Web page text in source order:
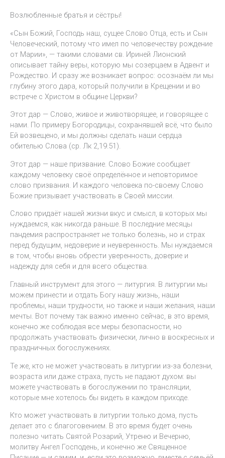
Возлюбленные братья и сёстры!
«Сын Божий, Господь наш, сущее Слово Отца, есть и Сын
Человеческий, потому что имел по человечеству рождение
от Марии», — такими словами св. Ириней Лионский
описывает тайну веры, которую мы созерцаем в Адвент и
Рождество. И сразу же возникает вопрос: осознаём ли мы
глубину этого дара, который получили в Крещении и во
встрече с Христом в общине Церкви?
Этот дар — Слово, живое и животворящее, и говорящее с
нами. По примеру Богородицы, сохранявшей всё, что было
Ей возвещено, и мы должны сделать наши сердца
обителью Слова (ср. Лк 2,19.51).
Этот дар — наше призвание. Слово Божие сообщает
каждому человеку своё определённое и неповторимое
слово призвания. И каждого человека по-своему Слово
Божие призывает участвовать в Своей миссии.
Слово придаёт нашей жизни вкус и смысл, в которых мы
нуждаемся, как никогда раньше. В последние месяцы
пандемия распространяет не только болезнь, но и страх
перед будущим, недоверие и неуверенность. Мы нуждаемся
в том, чтобы вновь обрести уверенность, доверие и
надежду для себя и для всего общества.
Главный инструмент для этого — литургия. В литургии мы
можем принести и отдать Богу нашу жизнь, наши
проблемы, наши трудности, но также и наши желания, наши
мечты. Вот почему так важно именно сейчас, в это время,
конечно же соблюдая все меры безопасности, но
продолжать участвовать физически, лично в воскресных и
праздничных богослужениях.
Те же, кто не может участвовать в литургии из-за болезни,
возраста или даже страха, пусть не падают духом: вы
можете участвовать в богослужении по трансляции,
которые мне хотелось бы видеть в каждом приходе.
Кто может участвовать в литургии только дома, пусть
делает это с благоговением. В это время будет очень
полезно читать Святой Розарий, Утреню и Вечерню,
молитву Ангел Господень, и конечно же Священное